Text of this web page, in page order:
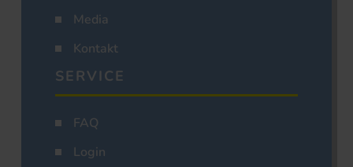
Media
Kontakt
SERVICE
FAQ
Login